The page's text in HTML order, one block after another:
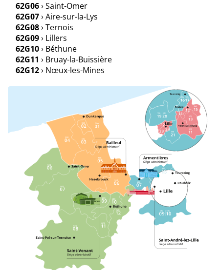
62G06› Saint-Omer
62G07› Aire-sur-la-Lys
62G08› Ternois
62G09› Lillers
62G10› Béthune
62G11 › Bruay-la-Buissière
62G12› Nœux-les-Mines